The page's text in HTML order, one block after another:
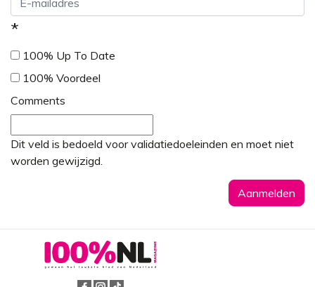
*
100% Up To Date
100% Voordeel
Comments
Dit veld is bedoeld voor validatiedoeleinden en moet niet
worden gewijzigd.